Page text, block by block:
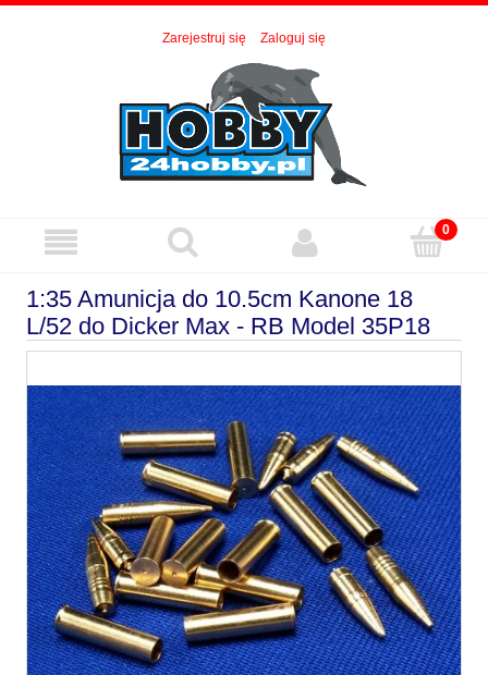
Zarejestruj się Zaloguj się
1:35 Amunicja do 10.5cm Kanone 18
L/52 do Dicker Max - RB Model 35P18